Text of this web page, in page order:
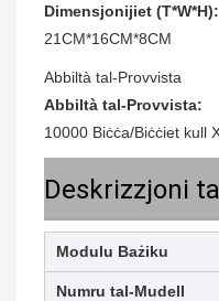
Dimensjonijiet (T*W*H):
21CM*16CM*8CM
Abbiltà tal-Provvista
Abbiltà tal-Provvista:
10000 Biċċa/Biċċiet kull
Deskrizzjoni
Modulu Bażiku
Numru tal-Mudell